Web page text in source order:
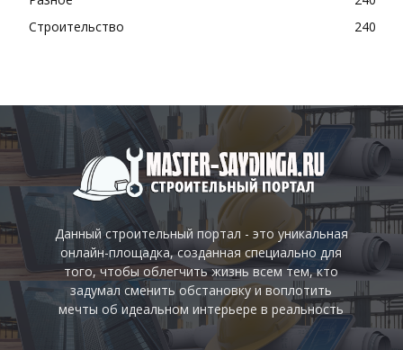
Строительство
240
Данный строительный портал - это уникальная
онлайн-площадка, созданная специально для
того, чтобы облегчить жизнь всем тем, кто
задумал сменить обстановку и воплотить
мечты об идеальном интерьере в реальность